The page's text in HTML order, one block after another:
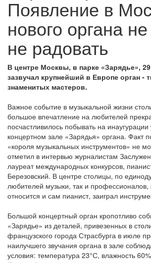
Появление в
нового органа
не радовать
В центре Москвы, в парке «Зарядье»,
зазвучал крупнейший в Европе орган -
знаменитых мастеров.
Важное событие в музыкальной жизни
большое впечатление на любителей
посчастливилось побывать на инаугурации
концертном зале «Зарядья» органа. Факт
«короля музыкальных инструментов» не
отметил в интервью журналистам
лауреат международных конкурсов,
Березовский. В центре столицы, по
любителей музыки, так и профессионалов,
относится и сам пианист, заиграл
Большой концертный орган кропотливо
«Зарядье» из деталей, привезенных в
французского города Страсбурга в июле
наилучшего звучания органа в зале
условия: температура 23°С, влажность